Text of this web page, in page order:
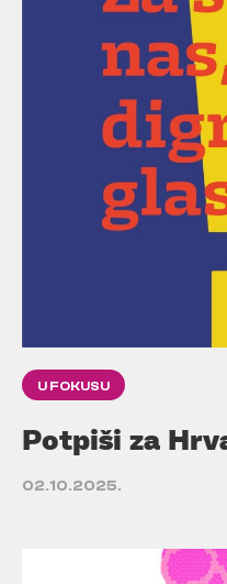
U FOKUSU
Potpiši za
02.10.2025.